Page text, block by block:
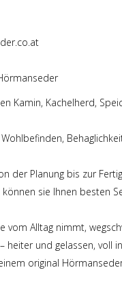
Kamin, Kachelherd,
der Planung bis zur
sie Ihnen besten
vom Alltag nimmt,
heiter und gelassen, voll
original